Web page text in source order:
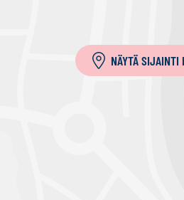
NÄYTÄ SIJAINTI